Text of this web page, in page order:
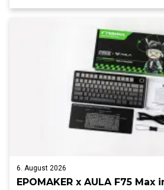
6. August 2026
EPOMAKER x AULA F75 Max